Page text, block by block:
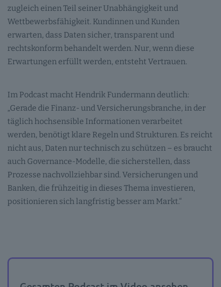
zugleich einen Teil seiner Unabhängigkeit und
Wettbewerbsfähigkeit. Kundinnen und Kunden
erwarten, dass Daten sicher, transparent und
rechtskonform behandelt werden. Nur, wenn diese
Erwartungen erfüllt werden, entsteht Vertrauen.
Im Podcast macht Hendrik Fundermann deutlich:
„Gerade die Finanz- und Versicherungsbranche, in der
täglich hochsensible Informationen verarbeitet
werden, benötigt klare Regeln und Strukturen. Es reicht
nicht aus, Daten nur technisch zu schützen – es braucht
auch Governance-Modelle, die sicherstellen, dass
Prozesse nachvollziehbar sind. Versicherungen und
Banken, die frühzeitig in dieses Thema investieren,
positionieren sich langfristig besser am Markt.“